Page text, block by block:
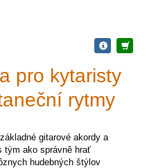
pro kytaristy
rytmy
gitarové akordy a
tým ako správně hrať
hudebných štýlov